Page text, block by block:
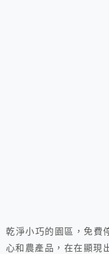
乾淨小巧的園區，免費
心和農產品，在在顯現